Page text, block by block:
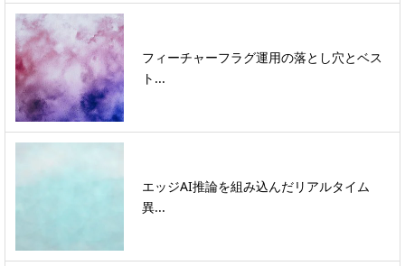
フィーチャーフラグ運用の落とし穴とベス
ト...
エッジAI推論を組み込んだリアルタイム
異...